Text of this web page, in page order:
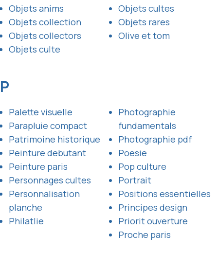
Objets anims
Objets collection
Objets collectors
Objets culte
Objets cultes
Objets rares
Olive et tom
P
Palette visuelle
Parapluie compact
Patrimoine historique
Peinture debutant
Peinture paris
Personnages cultes
Personnalisation
planche
Philatlie
Photographie
fundamentals
Photographie pdf
Poesie
Pop culture
Portrait
Positions essentielles
Principes design
Priorit ouverture
Proche paris